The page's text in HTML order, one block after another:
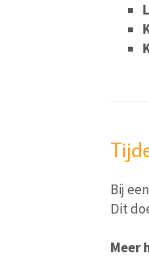
Bij een
Dit
Meer